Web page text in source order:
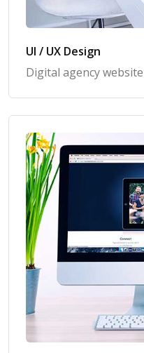
UI / UX Design
Digital agency